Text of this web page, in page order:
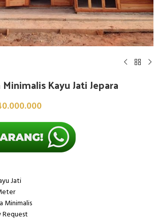
Kayu Jati Jepara
Jati
Minimalis